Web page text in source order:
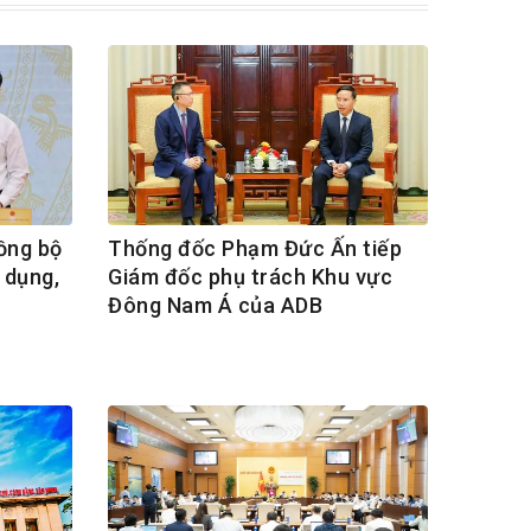
bộ
Thống đốc Phạm Đức Ấn tiếp
Giám đốc phụ trách Khu vực
Đông Nam Á của ADB